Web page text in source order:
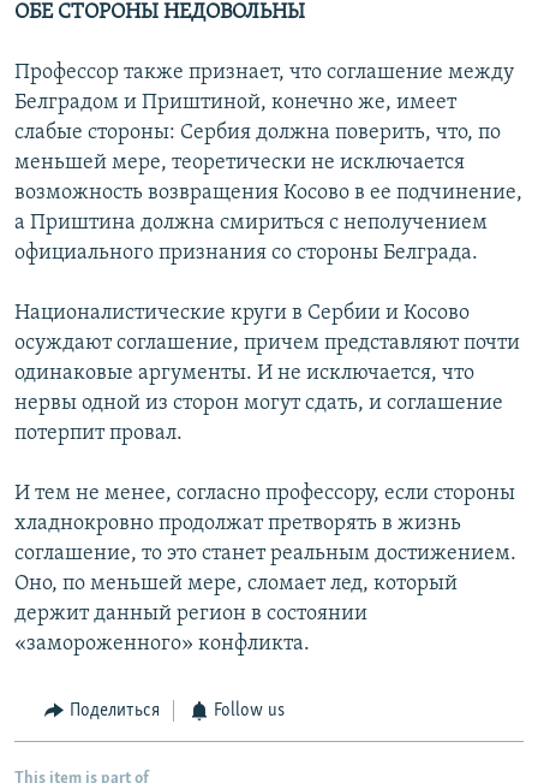
ОБЕ СТОРОНЫ НЕДОВОЛЬНЫ
Профессор также признает, что соглашение между
Белградом и Приштиной, конечно же, имеет
слабые стороны: Сербия должна поверить, что, по
меньшей мере, теоретически не исключается
возможность возвращения Косово в ее подчинение,
а Приштина должна смириться с неполучением
официального признания со стороны Белграда.
Националистические круги в Сербии и Косово
осуждают соглашение, причем представляют почти
одинаковые аргументы. И не исключается, что
нервы одной из сторон могут сдать, и соглашение
потерпит провал.
И тем не менее, согласно профессору, если стороны
хладнокровно продолжат претворять в жизнь
соглашение, то это станет реальным достижением.
Оно, по меньшей мере, сломает лед, который
держит данный регион в состоянии
«замороженного» конфликта.
Поделиться Follow us
This item is part of